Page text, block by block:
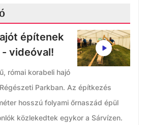
építenek
- videóval!
római korabeli hajó
Parkban. Az építkezés
hosszú folyami őrnaszád épül
közlekedtek egykor a Sárvízen.